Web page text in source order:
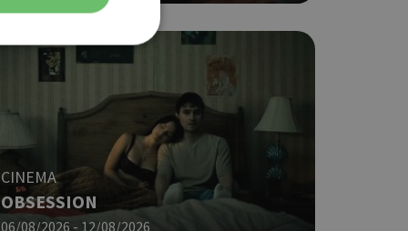
CINEMA
OBSESSION
06/08/2026 - 12/08/2026
λογαριασμού. Ο
Google